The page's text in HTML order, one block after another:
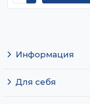
Информация
Для себя